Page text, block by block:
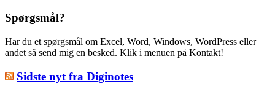
Spørgsmål?
Har du et spørgsmål om Excel, Word, Windows, WordPress eller
andet så send mig en besked. Klik i menuen på Kontakt!
Sidste nyt fra Diginotes